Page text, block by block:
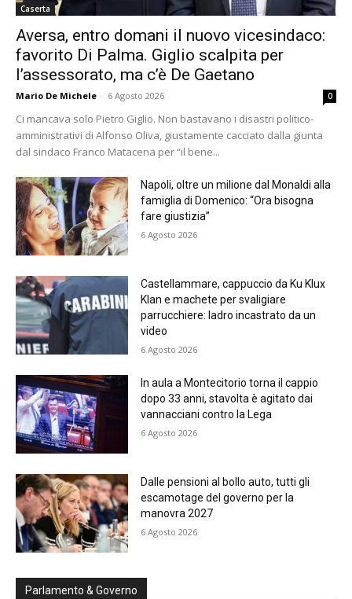
Caserta
Aversa, entro domani il nuovo vicesindaco:
favorito Di Palma. Giglio scalpita per
l’assessorato, ma c’è De Gaetano
Mario De Michele - 6 Agosto 2026 0
Ci mancava solo Pietro Giglio. Non bastavano i disastri politico-
amministrativi di Alfonso Oliva, giustamente cacciato dalla giunta
dal sindaco Franco Matacena per “il bene...
Napoli, oltre un milione dal Monaldi alla
famiglia di Domenico: “Ora bisogna
fare giustizia”
6 Agosto 2026
Castellammare, cappuccio da Ku Klux
Klan e machete per svaligiare
parrucchiere: ladro incastrato da un
video
6 Agosto 2026
In aula a Montecitorio torna il cappio
dopo 33 anni, stavolta è agitato dai
vannacciani contro la Lega
6 Agosto 2026
Dalle pensioni al bollo auto, tutti gli
escamotage del governo per la
manovra 2027
6 Agosto 2026
Parlamento & Governo